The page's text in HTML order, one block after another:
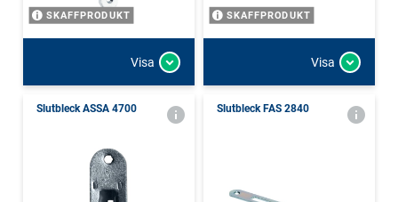
SKAFFPRODUKT
Visa
SKAFFPRODUKT
Visa
Slutbleck ASSA 4700 Slutbleck FAS 2840